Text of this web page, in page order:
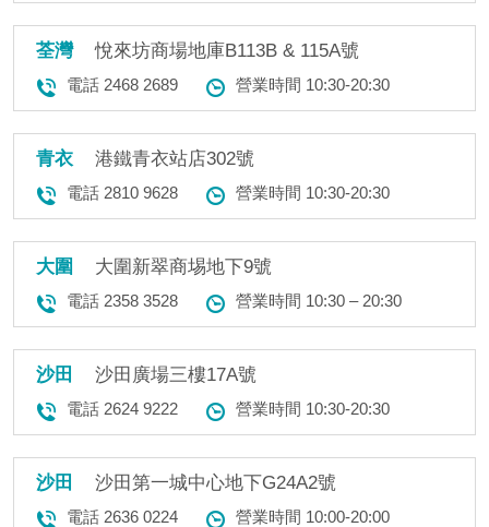
荃灣 悅來坊商場地庫B113B & 115A號
電話 2468 2689 營業時間 10:30-20:30
青衣 港鐵青衣站店302號
電話 2810 9628 營業時間 10:30-20:30
大圍 大圍新翠商埸地下9號
電話 2358 3528 營業時間 10:30 – 20:30
沙田 沙田廣場三樓17A號
電話 2624 9222 營業時間 10:30-20:30
沙田 沙田第一城中心地下G24A2號
電話 2636 0224 營業時間 10:00-20:00